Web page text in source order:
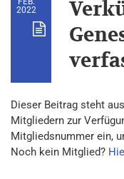
2022
Dieser Beitrag steht
Mitgliedern zur
Mitgliedsnummer ein,
Noch kein Mitglied?